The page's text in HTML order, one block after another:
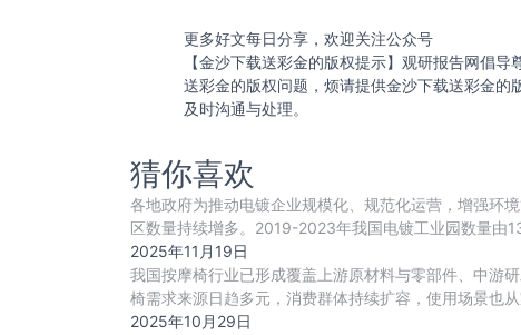
更多好文每日分享，欢迎关注公众号
【金沙下载送彩金的版权提示】观研报告网倡
送彩金的版权问题，烦请提供金沙下载送彩金
及时沟通与处理。
猜你喜欢
各地政府为推动电镀企业规模化、规范化运营，增强环
区数量持续增多。2019-2023年我国电镀工业园数量由
2025年11月19日
我国按摩椅行业已形成覆盖上游原材料与零部件、中游
椅需求来源日趋多元，消费群体持续扩容，使用场景也
2025年10月29日